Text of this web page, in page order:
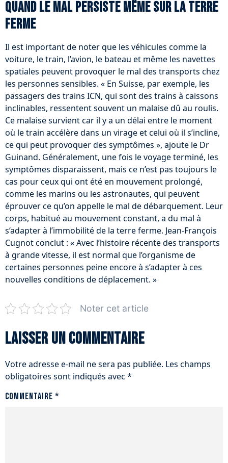
Quand le mal persiste même sur la terre
ferme
Il est important de noter que les véhicules comme la
voiture, le train, l’avion, le bateau et même les navettes
spatiales peuvent provoquer le mal des transports chez
les personnes sensibles. « En Suisse, par exemple, les
passagers des trains ICN, qui sont des trains à caissons
inclinables, ressentent souvent un malaise dû au roulis.
Ce malaise survient car il y a un délai entre le moment
où le train accélère dans un virage et celui où il s’incline,
ce qui peut provoquer des symptômes », ajoute le Dr
Guinand. Généralement, une fois le voyage terminé, les
symptômes disparaissent, mais ce n’est pas toujours le
cas pour ceux qui ont été en mouvement prolongé,
comme les marins ou les astronautes, qui peuvent
éprouver ce qu’on appelle le mal de débarquement. Leur
corps, habitué au mouvement constant, a du mal à
s’adapter à l’immobilité de la terre ferme. Jean-François
Cugnot conclut : « Avec l’histoire récente des transports
à grande vitesse, il est normal que l’organisme de
certaines personnes peine encore à s’adapter à ces
nouvelles conditions de déplacement. »
Noter cet article
Laisser un commentaire
Votre adresse e-mail ne sera pas publiée. Les champs
obligatoires sont indiqués avec *
Commentaire *